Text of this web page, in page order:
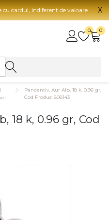
cardul, indiferent de valoare. X
0 0
Pandantiv, Aur Alb, 18 k, 0.96 gr,
Cod Produs: 808143
18 k, 0.96 gr, Cod